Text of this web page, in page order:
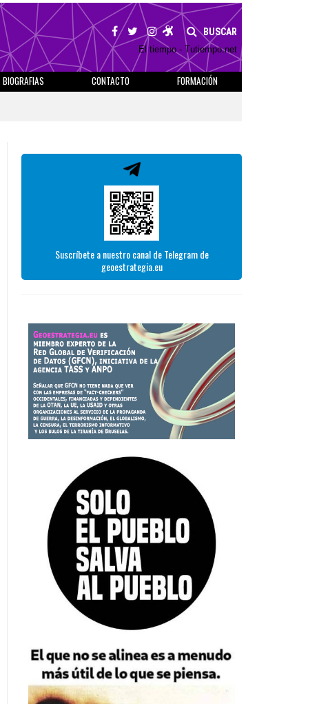
BUSCAR
El tiempo - Tutiempo.net
BIOGRAFIAS CONTACTO
FORMACIÓN
Suscríbete a nuestro canal de Telegram de
geoestrategia.eu